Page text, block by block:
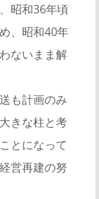
昭和36年頃
、昭和40年
ないまま解
も計画のみ
きな柱と考
とになって
営再建の努